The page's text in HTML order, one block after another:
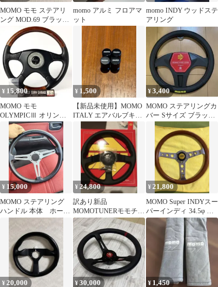
MOMO モモ ステアリ
ング MOD.69 ブラック
スエード
momo アルミ フロアマ
ット
momo INDY ウッドステ
アリング
¥ 15,800
MOMO モモ
OLYMPICⅢ オリンピ
ック3 36.5φ ウッドレザ
ーコンビ
¥ 1,500
【新品未使用】MOMO
ITALY エアバルブキャ
ップ 4個セット ブラッ
¥3,400
MOMO ステアリングカ
バー Sサイズ ブラック
レッド
¥ 15,000
MOMO ステアリング
ハンドル 本体 ホーン
¥24,800
訳あり新品
MOMOTUNERモモチュ
ーナーブラックスポー
ク32Φ 【日本正規品】
¥21,800
MOMO Super INDYスー
パーインディ 34.5φ ウ
ッドステアリング
¥ 20,000 ¥30,000 ¥ 1,450